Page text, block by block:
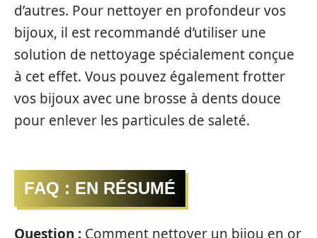
d’autres. Pour nettoyer en profondeur vos
bijoux, il est recommandé d’utiliser une
solution de nettoyage spécialement conçue
à cet effet. Vous pouvez également frotter
vos bijoux avec une brosse à dents douce
pour enlever les particules de saleté.
FAQ : EN RÉSUMÉ
Question : Comment nettoyer un bijou en or